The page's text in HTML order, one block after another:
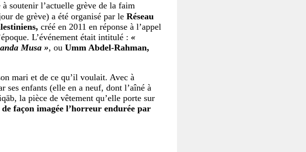
à soutenir l’actuelle grève de la faim
de grève) a été organisé par le Réseau
créé en 2011 en réponse à l’appel
L’événement était intitulé : «
Musa », ou Umm Abdel-Rahman,
mari et de ce qu’il voulait. Avec à
ses enfants (elle en a neuf, dont l’aîné à
la pièce de vêtement qu’elle porte sur
façon imagée l’horreur endurée par